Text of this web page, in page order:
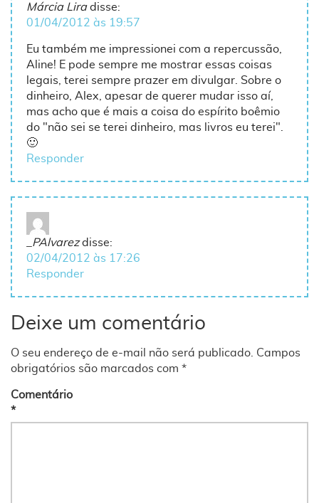
Márcia Lira disse:
01/04/2012 às 19:57
Eu também me impressionei com a repercussão,
Aline! E pode sempre me mostrar essas coisas
legais, terei sempre prazer em divulgar. Sobre o
dinheiro, Alex, apesar de querer mudar isso aí,
mas acho que é mais a coisa do espírito boêmio
do "não sei se terei dinheiro, mas livros eu terei".
🙂
Responder
_PAlvarez disse:
02/04/2012 às 17:26
Responder
Deixe um comentário
O seu endereço de e-mail não será publicado. Campos
obrigatórios são marcados com *
Comentário
*